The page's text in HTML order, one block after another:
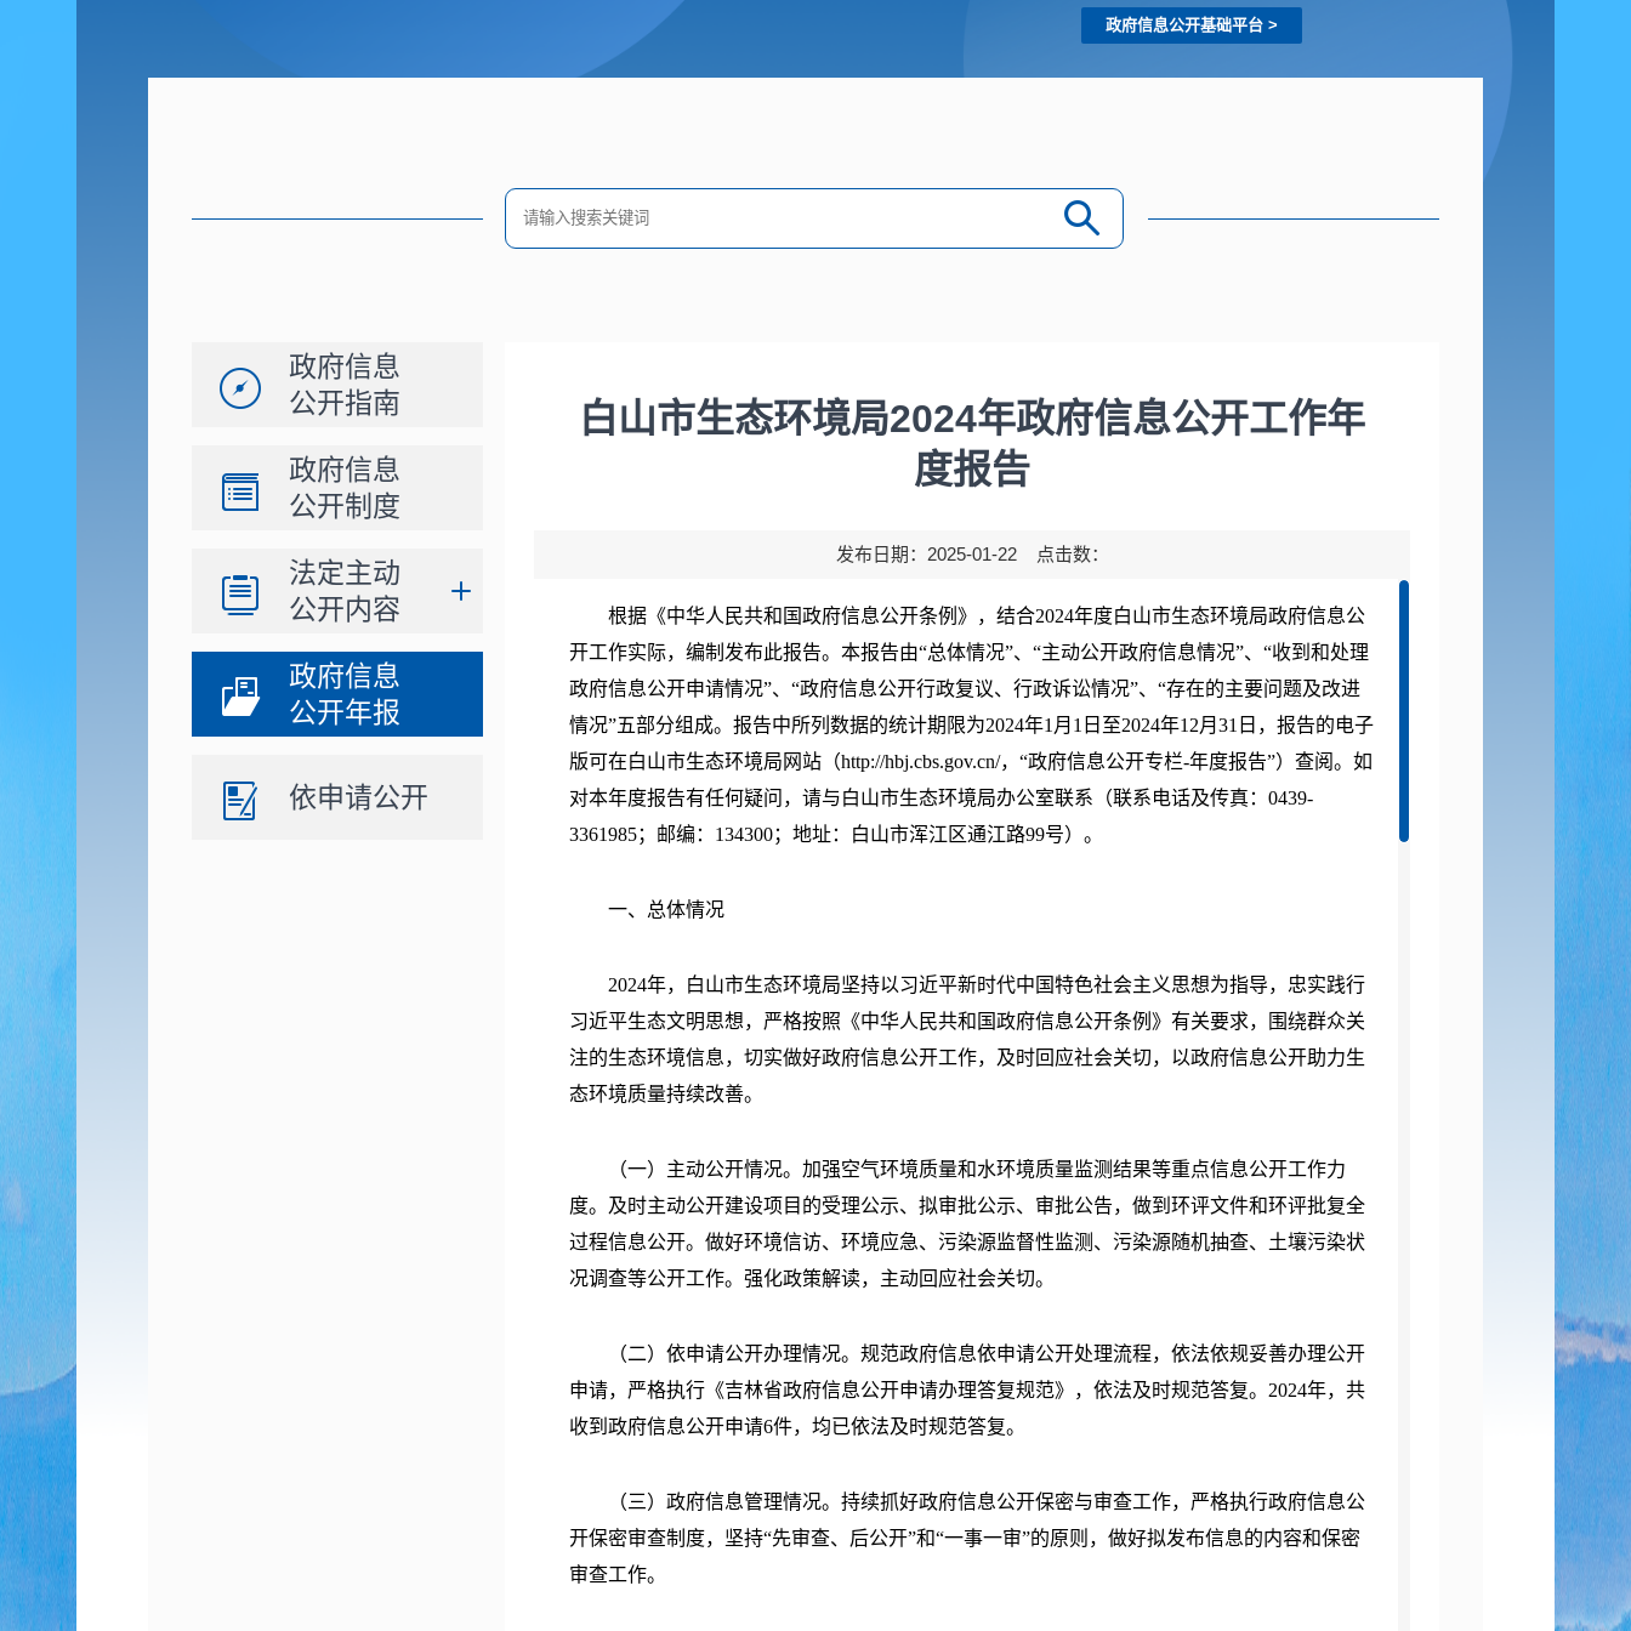
政府信息公开基础平台 >
政府信息
公开指南
政府信息
公开制度
法定主动
公开内容
政府信息
公开年报
依申请公开
白山市生态环境局2024年政府信息公开工作年
度报告
发布日期：2025-01-22 点击数：
根据《中华人民共和国政府信息公开条例》，结合2024年度白山市生态环境局政府信息公
开工作实际，编制发布此报告。本报告由“总体情况”、“主动公开政府信息情况”、“收到和处理
政府信息公开申请情况”、“政府信息公开行政复议、行政诉讼情况”、“存在的主要问题及改进
情况”五部分组成。报告中所列数据的统计期限为2024年1月1日至2024年12月31日，报告的电子
版可在白山市生态环境局网站（http://hbj.cbs.gov.cn/，“政府信息公开专栏-年度报告”）查阅。如
对本年度报告有任何疑问，请与白山市生态环境局办公室联系（联系电话及传真：0439-
3361985；邮编：134300；地址：白山市浑江区通江路99号）。
一、总体情况
2024年，白山市生态环境局坚持以习近平新时代中国特色社会主义思想为指导，忠实践行
习近平生态文明思想，严格按照《中华人民共和国政府信息公开条例》有关要求，围绕群众关
注的生态环境信息，切实做好政府信息公开工作，及时回应社会关切，以政府信息公开助力生
态环境质量持续改善。
（一）主动公开情况。加强空气环境质量和水环境质量监测结果等重点信息公开工作力
度。及时主动公开建设项目的受理公示、拟审批公示、审批公告，做到环评文件和环评批复全
过程信息公开。做好环境信访、环境应急、污染源监督性监测、污染源随机抽查、土壤污染状
况调查等公开工作。强化政策解读，主动回应社会关切。
（二）依申请公开办理情况。规范政府信息依申请公开处理流程，依法依规妥善办理公开
申请，严格执行《吉林省政府信息公开申请办理答复规范》，依法及时规范答复。2024年，共
收到政府信息公开申请6件，均已依法及时规范答复。
（三）政府信息管理情况。持续抓好政府信息公开保密与审查工作，严格执行政府信息公
开保密审查制度，坚持“先审查、后公开”和“一事一审”的原则，做好拟发布信息的内容和保密
审查工作。